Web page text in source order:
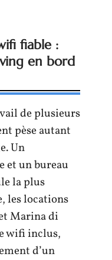
fiable :
en bord
de plusieurs
pèse autant
Un
et un bureau
la plus
les locations
Marina di
wifi inclus,
d’un